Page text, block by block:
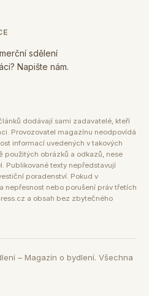
sdělení
Napište nám.
dodávají sami zadavatelé, kteří
Provozovatel magazínu neodpovídá
informací uvedených v takových
použitých obrázků a odkazů, nese
Publikované texty nepředstavují
poradenství. Pokud v
nepřesnost nebo porušení práv třetích
a obsah bez zbytečného
– Magazín o bydlení. Všechna